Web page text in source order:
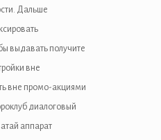
Дальше
выдавать получите
вне
вне промо-акциями
диалоговый
аппарат